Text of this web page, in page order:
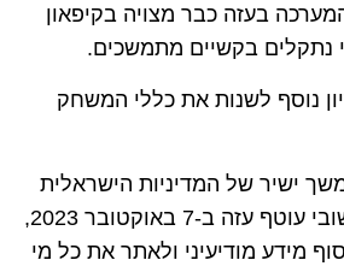
בשלב שבו המערכה בעזה כבר מצויה בקיפאון
נתקלים בקשיים מתמשכים.
נוסף לשנות את כללי המשחק
ישיר של המדיניות הישראלית
לבוא חשבון עם כל מי שבחמאס היה שותף לתכנון וביצוע הטבח בישובי עוטף עזה ב-7 באוקטובר 2023,
מידע מודיעיני ולאתר את כל מי